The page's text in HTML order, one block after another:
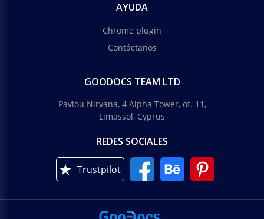
AYUDA
Chrome plugin
Contáctanos
GOODOCS TEAM LTD
Pavlou Nirvana, 4 Alpha Tower, of. 11,
Limassol, Cyprus
REDES SOCIALES
Trustpilot